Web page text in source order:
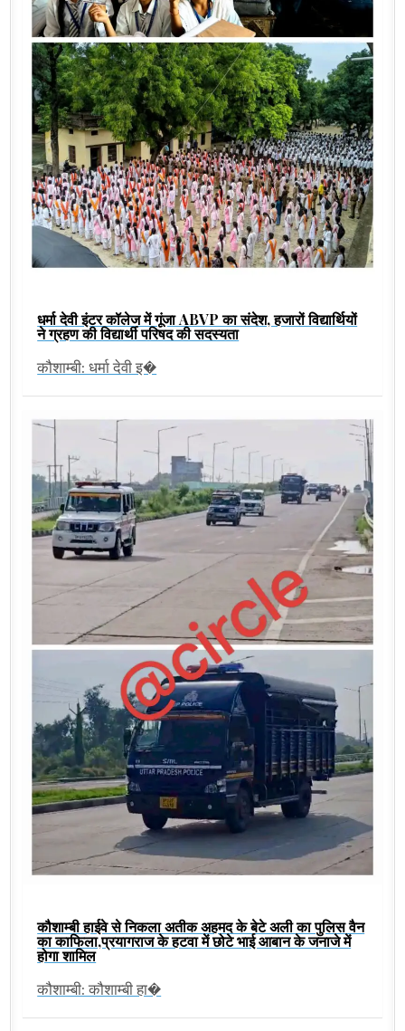
धर्मा देवी इंटर कॉलेज में गूंजा ABVP का संदेश, हजारों विद्यार्थियों
ने ग्रहण की विद्यार्थी परिषद की सदस्यता
कौशाम्बी: धर्मा देवी इ�
कौशाम्बी हाईवे से निकला अतीक अहमद के बेटे अली का पुलिस वैन
का काफिला,प्रयागराज के हटवा में छोटे भाई आबान के जनाजे में
होगा शामिल
कौशाम्बी: कौशाम्बी हा�